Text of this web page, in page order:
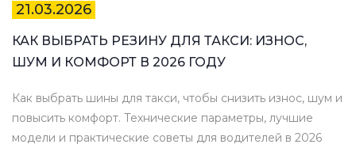
21.03.2026
КАК ВЫБРАТЬ РЕЗИНУ ДЛЯ ТАКСИ: ИЗНОС,
ШУМ И КОМФОРТ В 2026 ГОДУ
Как выбрать шины для такси, чтобы снизить износ, шум и
повысить комфорт. Технические параметры, лучшие
модели и практические советы для водителей в 2026